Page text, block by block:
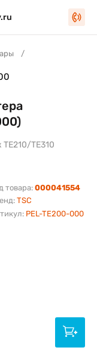
TSC
товара:000041554
PEL-TE200-000
TE210/TE310